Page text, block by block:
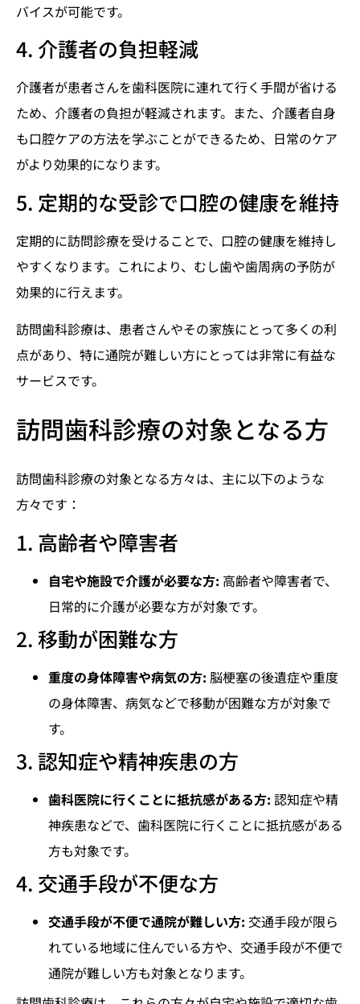
バイスが可能です。
4. 介護者の負担軽減
介護者が患者さんを歯科医院に連れて行く手間が省ける
ため、介護者の負担が軽減されます。また、介護者自身
も口腔ケアの方法を学ぶことができるため、日常のケア
がより効果的になります。
5. 定期的な受診で口腔の健康を維持
定期的に訪問診療を受けることで、口腔の健康を維持し
やすくなります。これにより、むし歯や歯周病の予防が
効果的に行えます。
訪問歯科診療は、患者さんやその家族にとって多くの利
点があり、特に通院が難しい方にとっては非常に有益な
サービスです。
訪問歯科診療の対象となる方
訪問歯科診療の対象となる方々は、主に以下のような
方々です：
1. 高齢者や障害者
自宅や施設で介護が必要な方: 高齢者や障害者で、
日常的に介護が必要な方が対象です。
2. 移動が困難な方
重度の身体障害や病気の方: 脳梗塞の後遺症や重度
の身体障害、病気などで移動が困難な方が対象で
す。
3. 認知症や精神疾患の方
歯科医院に行くことに抵抗感がある方: 認知症や精
神疾患などで、歯科医院に行くことに抵抗感がある
方も対象です。
4. 交通手段が不便な方
交通手段が不便で通院が難しい方: 交通手段が限ら
れている地域に住んでいる方や、交通手段が不便で
通院が難しい方も対象となります。